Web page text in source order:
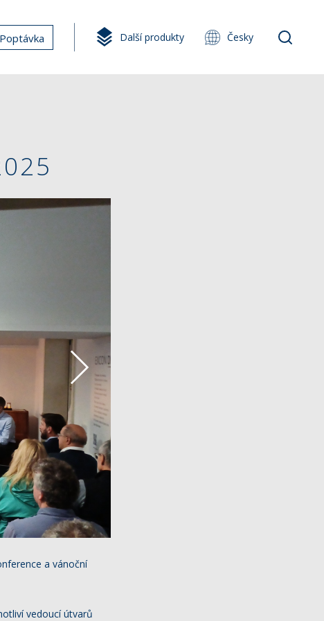
Poptávka Další produkty Česky
a vánoční
vedoucí útvarů